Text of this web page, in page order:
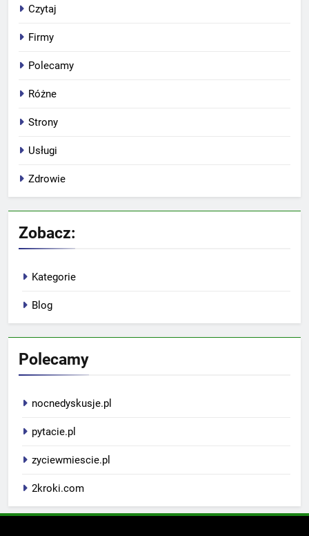
Czytaj
Firmy
Polecamy
Różne
Strony
Usługi
Zdrowie
Zobacz:
Kategorie
Blog
Polecamy
nocnedyskusje.pl
pytacie.pl
zyciewmiescie.pl
2kroki.com